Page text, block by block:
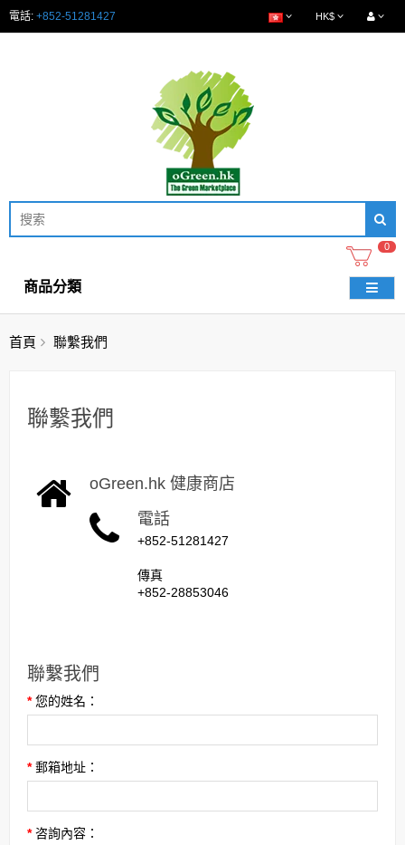
電話: +852-51281427 HK$
0
商品分類
首頁 聯繫我們
聯繫我們
oGreen.hk 健康商店
電話
+852-51281427
傳真
+852-28853046
聯繫我們
您的姓名：
郵箱地址：
咨詢內容：